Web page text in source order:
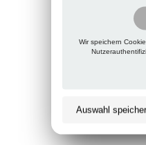
Wir speichern
Auswahl